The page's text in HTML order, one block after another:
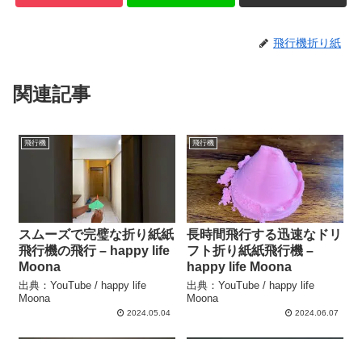
飛行機折り紙
関連記事
飛行機
スムーズで完璧な折り紙紙
飛行機の飛行 – happy life
Moona
出典：YouTube / happy life
Moona
2024.05.04
飛行機
長時間飛行する迅速なドリ
フト折り紙紙飛行機 –
happy life Moona
出典：YouTube / happy life
Moona
2024.06.07